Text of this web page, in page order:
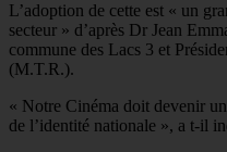
L’adoption de cette est « un
secteur » d’après Dr Jean
commune des Lacs 3 et
(M.T.R.).
« Notre Cinéma doit devenir
de l’identité nationale », a t-il